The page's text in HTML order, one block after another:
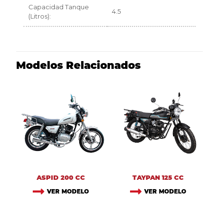
Capacidad Tanque
(Litros):
4.5
Modelos Relacionados
ASPID 200 CC
VER MODELO
TAYPAN 125 CC
VER MODELO